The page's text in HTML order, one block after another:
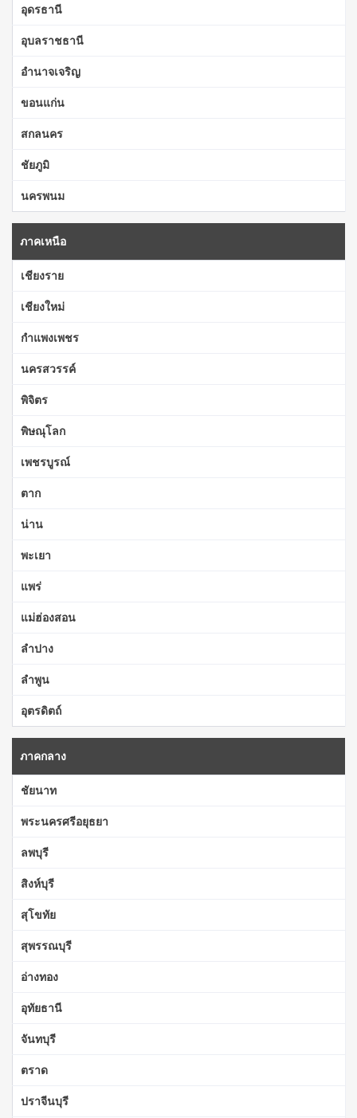
อุดรธานี
อุบลราชธานี
อำนาจเจริญ
ขอนแก่น
สกลนคร
ชัยภูมิ
นครพนม
ภาคเหนือ
เชียงราย
เชียงใหม่
กำแพงเพชร
นครสวรรค์
พิจิตร
พิษณุโลก
เพชรบูรณ์
ตาก
น่าน
พะเยา
แพร่
แม่ฮ่องสอน
ลำปาง
ลำพูน
อุตรดิตถ์
ภาคกลาง
ชัยนาท
พระนครศรีอยุธยา
ลพบุรี
สิงห์บุรี
สุโขทัย
สุพรรณบุรี
อ่างทอง
อุทัยธานี
จันทบุรี
ตราด
ปราจีนบุรี